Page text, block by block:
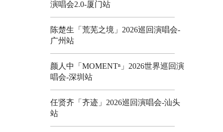
演唱会2.0-厦门站
陈楚生「荒芜之境」2026巡回演唱会-
广州站
颜人中「MOMENTⁿ」2026世界巡回演
唱会-深圳站
任贤齐「齐迹」2026巡回演唱会-汕头
站